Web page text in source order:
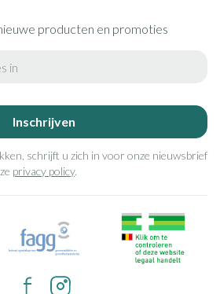
producten en promoties
Inschrijven
schrijft u zich in voor onze nieuwsbrief
privacy policy.